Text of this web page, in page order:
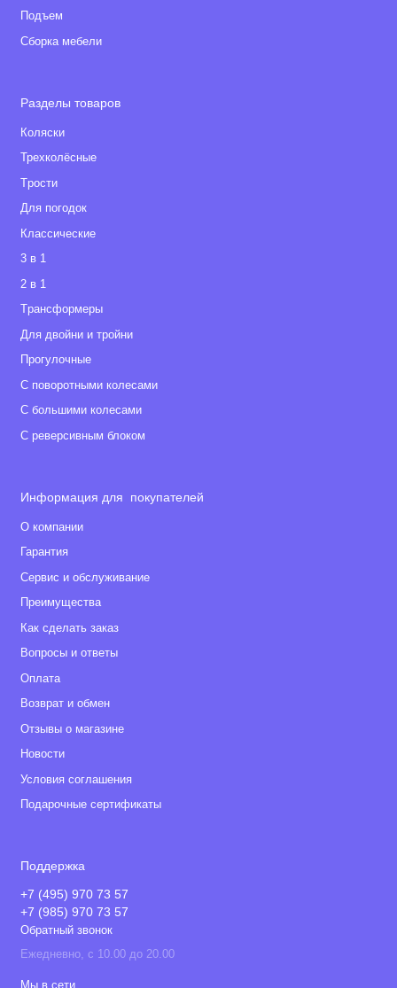
Подъем
Сборка мебели
Разделы товаров
Коляски
Трехколёсные
Tрости
Для погодок
Классические
3 в 1
2 в 1
Tрансформеры
Для двойни и тройни
Прогулочные
С поворотными колесами
С большими колесами
С реверсивным блоком
Информация для покупателей
О компании
Гарантия
Сервис и обслуживание
Преимущества
Как сделать заказ
Вопросы и ответы
Оплата
Возврат и обмен
Отзывы о магазине
Новости
Условия соглашения
Подарочные сертификаты
Поддержка
+7 (495) 970 73 57
+7 (985) 970 73 57
Обратный звонок
Ежедневно, с 10.00 до 20.00
Мы в сети